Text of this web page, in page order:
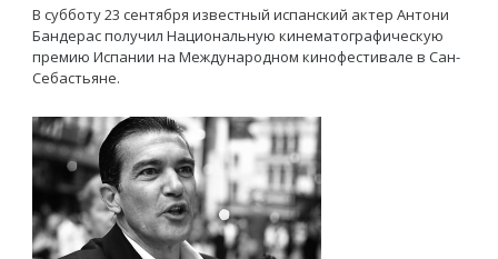
В субботу 23 сентября известный испанский актер Антони
Бандерас получил Национальную кинематографическую
премию Испании на Международном кинофестивале в Сан-
Себастьяне.